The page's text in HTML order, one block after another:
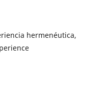
hermenéutica,